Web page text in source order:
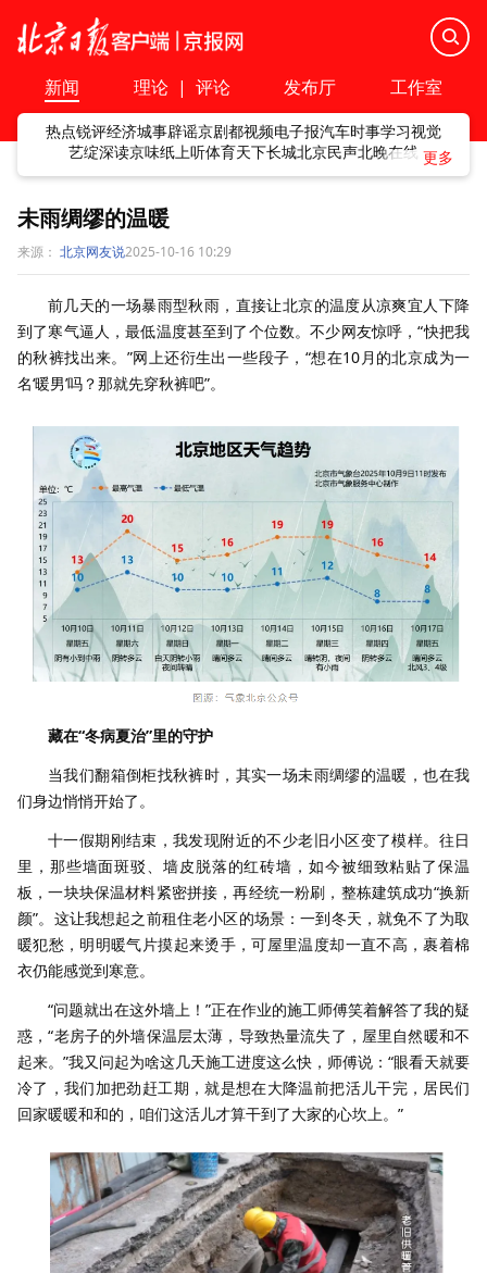
新闻 理论 | 评论 发布厅 工作室
热点锐评经济城事辟谣京剧都视频电子报汽车时事学习视觉
艺绽深读京味纸上听体育天下长城北京民声北晚在线
未雨绸缪的温暖
来源： 北京网友说2025-10-16 10:29
前几天的一场暴雨型秋雨，直接让北京的温度从凉爽宜人下降
到了寒气逼人，最低温度甚至到了个位数。不少网友惊呼，“快把我
的秋裤找出来。”网上还衍生出一些段子，“想在10月的北京成为一
名‘暖男’吗？那就先穿秋裤吧”。
藏在“冬病夏治”里的守护
当我们翻箱倒柜找秋裤时，其实一场未雨绸缪的温暖，也在我
们身边悄悄开始了。
十一假期刚结束，我发现附近的不少老旧小区变了模样。往日
里，那些墙面斑驳、墙皮脱落的红砖墙，如今被细致粘贴了保温
板，一块块保温材料紧密拼接，再经统一粉刷，整栋建筑成功“换新
颜”。这让我想起之前租住老小区的场景：一到冬天，就免不了为取
暖犯愁，明明暖气片摸起来烫手，可屋里温度却一直不高，裹着棉
衣仍能感觉到寒意。
“问题就出在这外墙上！”正在作业的施工师傅笑着解答了我的疑
惑，“老房子的外墙保温层太薄，导致热量流失了，屋里自然暖和不
起来。”我又问起为啥这几天施工进度这么快，师傅说：“眼看天就要
冷了，我们加把劲赶工期，就是想在大降温前把活儿干完，居民们
回家暖暖和和的，咱们这活儿才算干到了大家的心坎上。”